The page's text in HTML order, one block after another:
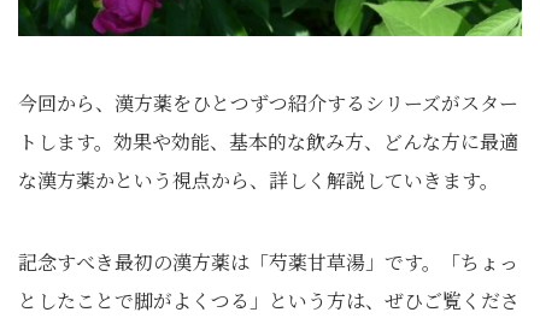
今回から、漢方薬をひとつずつ紹介するシリーズがスター
トします。効果や効能、基本的な飲み方、どんな方に最適
な漢方薬かという視点から、詳しく解説していきます。
記念すべき最初の漢方薬は「芍薬甘草湯」です。「ちょっ
としたことで脚がよくつる」という方は、ぜひご覧くださ